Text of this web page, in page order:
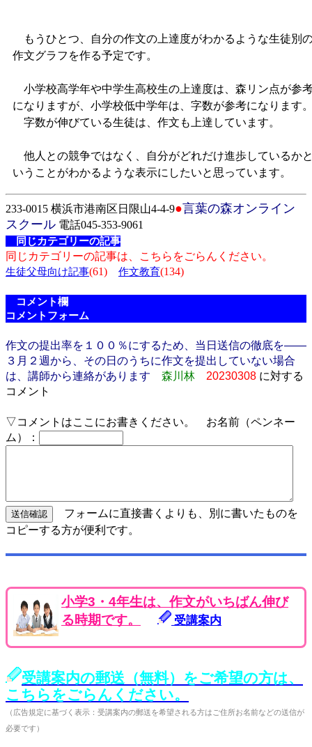
もうひとつ、自分の作文の上達度がわかるような生徒別
作文グラフを作る予定です。
小学校高学年や中学生高校生の上達度は、森リン点が参
になりますが、小学校低中学年は、字数が参考になります
字数が伸びている生徒は、作文も上達しています。
他人との競争ではなく、自分がどれだけ進歩しているか
いうことがわかるような表示にしたいと思っています。
233-0015 横浜市港南区日限山4-4-9●言葉の森オンライン
スクール 電話045-353-9061
同じカテゴリーの記事
同じカテゴリーの記事は、こちらをごらんください。
生徒父母向け記事(61) 作文教育(134)
コメント欄
コメントフォーム
作文の提出率を１００％にするため、当日送信の徹底を――
３月２週から、その日のうちに作文を提出していない場合
は、講師から連絡があります
森川林 20230308 に対する
コメント
▽コメントはここにお書きください。 お名前（ペンネー
ム）：
フォームに直接書くよりも、別に書いたものを
コピーする方が便利です。
小学3・4年生は、作文がいちばん伸び
る時期です。
受講案内
受講案内の郵送（無料）をご希望の方は、
こちらをごらんください。
（広告規定に基づく表示：受講案内の郵送を希望される方はご住所お名前などの送信が
必要です）